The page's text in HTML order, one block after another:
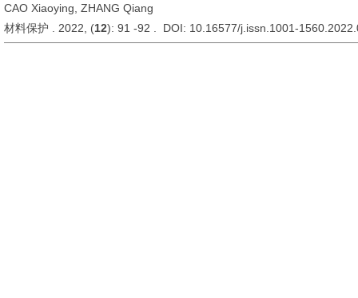
CAO Xiaoying, ZHANG Qiang
材料保护 . 2022, (12): 91 -92 . DOI: 10.16577/j.issn.1001-